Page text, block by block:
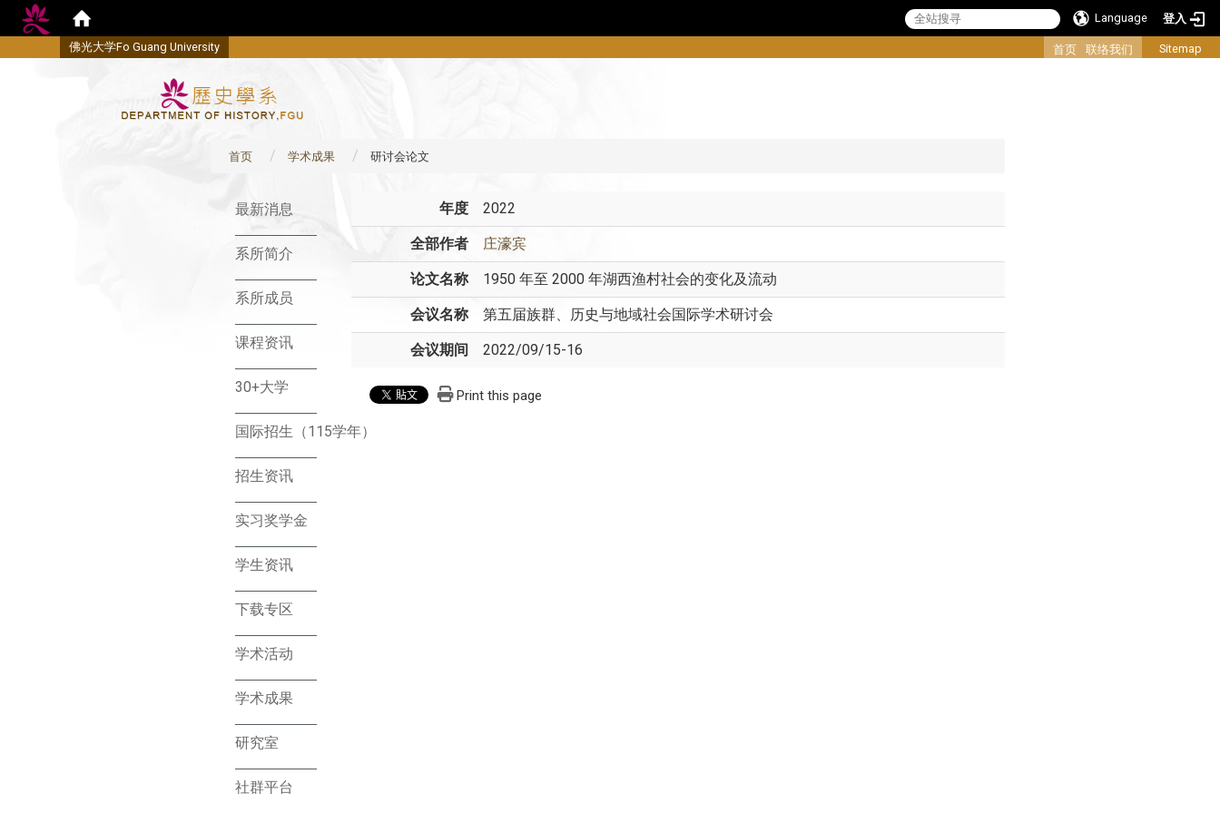
Language
登入
佛光大学Fo Guang University 首页 联络我们 Sitemap
首页 学术成果 研讨会论文
最新消息
系所简介
系所成员
课程资讯
30+大学
国际招生（115学年）
招生资讯
实习奖学金
学生资讯
下载专区
学术活动
学术成果
研究室
社群平台
年度 2022
全部作者 庄濠宾
论文名称 1950 年至 2000 年湖西渔村社会的变化及流动
会议名称 第五届族群、历史与地域社会国际学术研讨会
会议期间 2022/09/15-16
Print this page